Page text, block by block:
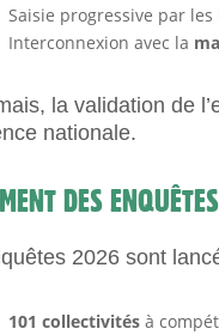
Saisie progressive par les
Interconnexion avec la
la validation de
nationale.
DES
2026 sont
101 collectivités à